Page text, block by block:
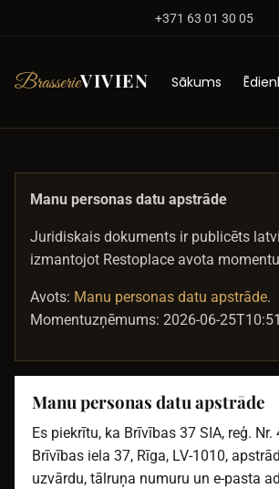
+371 63 01 30 05
BrasserieVIVIEN Sākums
Manu personas datu apstrāde
Juridiskais dokuments ir publicēts
izmantojot Restoplace avota
Avots: Manu personas datu apstrāde.
Momentuzņēmums: 2026-06-
Manu personas datu apstrāde
Es piekrītu, ka Brīvības 37 SIA, reģ.
Brīvības iela 37, Rīga, LV-1010,
uzvārdu, tālruņa numuru un e-pasta